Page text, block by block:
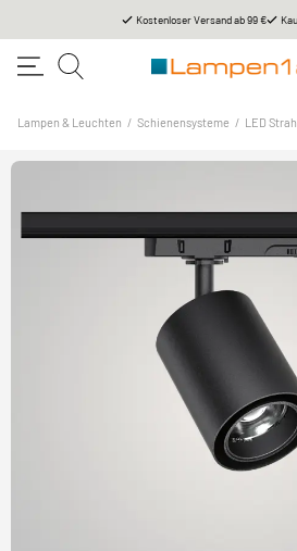
Kostenloser Versand ab 99 €
Lampen & Leuchten / Schienensysteme / LED